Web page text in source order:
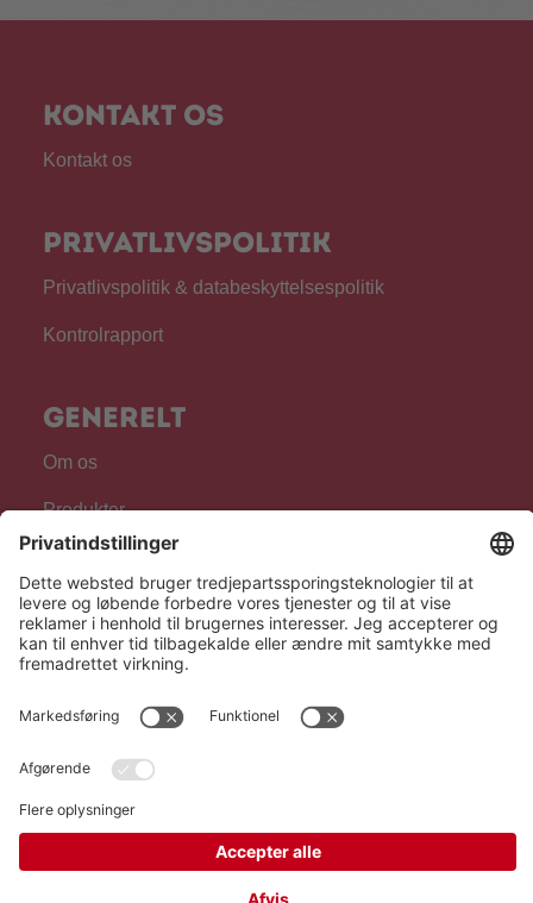
Kontakt os
Kontakt os
Privatlivspolitik
Privatlivspolitik & databeskyttelsespolitik
Kontrolrapport
Generelt
Om os
Produkter
For fagpersonale
Følg os
Copyright © Hero 2026